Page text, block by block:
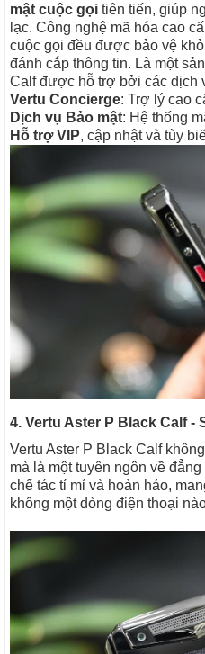
mật cuộc gọi tiên tiến, giúp
lạc. Công nghệ mã hóa cao
cuộc gọi đều được bảo vệ
đánh cắp thông tin. Là một
Calf được hỗ trợ bởi các dịch
Vertu Concierge: Trợ lý cao
Dịch vụ Bảo mật: Hệ thống
Hỗ trợ VIP, cập nhật và tùy
4. Vertu Aster P Black Calf
Vertu Aster P Black Calf
mà là một tuyên ngôn về
chế tác tỉ mỉ và hoàn hảo,
không một dòng điện thoại